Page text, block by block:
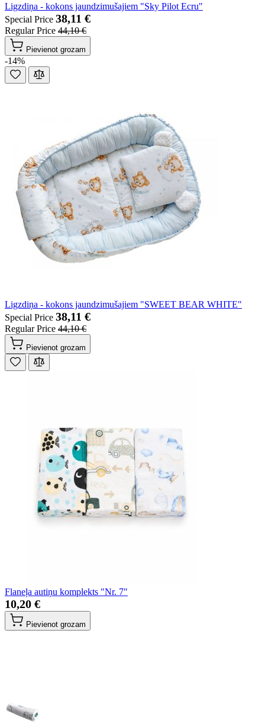
Ligzdiņa - kokons jaundzimušajiem "Sky Pilot Ecru"
Special Price 38,11 €
Regular Price 44,10 €
Pievienot grozam
-14%
Ligzdiņa - kokons jaundzimušajiem "SWEET BEAR WHITE"
Special Price 38,11 €
Regular Price 44,10 €
Pievienot grozam
Flaneļa autiņu komplekts "Nr. 7"
10,20 €
Pievienot grozam